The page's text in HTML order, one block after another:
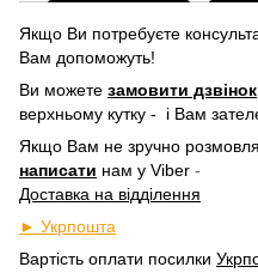
Якщо Ви потребуєте
Вам допоможуть!
Ви можете замовити дзвінок
верхньому кутку -
і Вам
Якщо Вам не зручно
написати нам у Viber -
Доставка на відділення
► Укрпошта
Вартість оплати посилки